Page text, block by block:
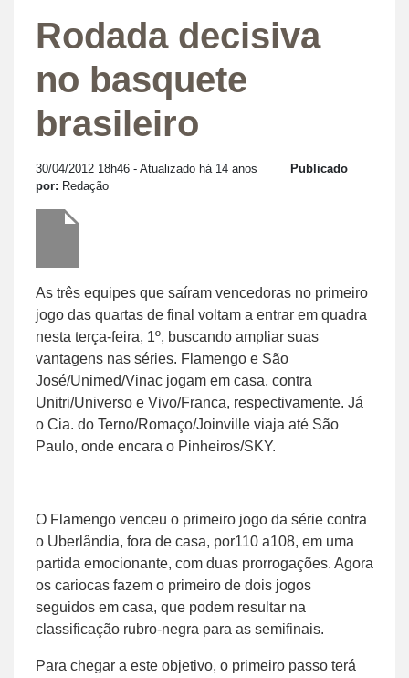
Rodada decisiva
no basquete
brasileiro
30/04/2012 18h46 - Atualizado há 14 anos
Publicado
por: Redação
As três equipes que saíram vencedoras no primeiro
jogo das quartas de final voltam a entrar em quadra
nesta terça-feira, 1º, buscando ampliar suas
vantagens nas séries. Flamengo e São
José/Unimed/Vinac jogam em casa, contra
Unitri/Universo e Vivo/Franca, respectivamente. Já
o Cia. do Terno/Romaço/Joinville viaja até São
Paulo, onde encara o Pinheiros/SKY.
O Flamengo venceu o primeiro jogo da série contra
o Uberlândia, fora de casa, por110 a108, em uma
partida emocionante, com duas prorrogações. Agora
os cariocas fazem o primeiro de dois jogos
seguidos em casa, que podem resultar na
classificação rubro-negra para as semifinais.
Para chegar a este objetivo, o primeiro passo terá